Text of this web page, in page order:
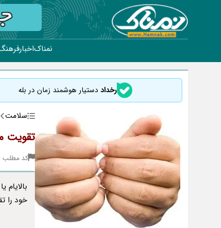
نمناکاخبار
رخداد دستیار هوشمند زمان در بله
سلامت
تقویت
کد مطلب :
خود را